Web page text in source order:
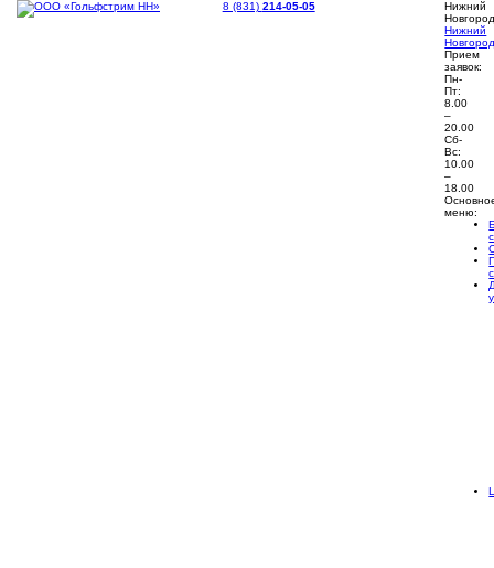
8 (831) 214-05-05
Нижний
Нижний
Прием
заявок:
Пн-
Пт:
8.00
–
20.00
Сб-
Вс:
10.00
–
18.00
меню: